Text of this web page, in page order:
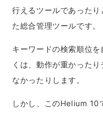
行えるツールであったり
た総合管理ツールです。
キーワードの検索順位
くは、動作が重かった
なかったりします。
しかし、このHelium